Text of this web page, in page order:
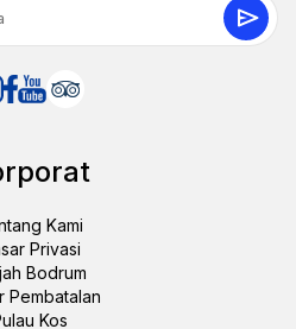
Kami tidak merasa tergesa-
kadar kami sendiri, dan
tip tempatan yang excelente."
Penduduk Tempatan Semua
Kastil Bodrum dengan
Kami
Privasi
Bodrum
Pembatalan
Kos